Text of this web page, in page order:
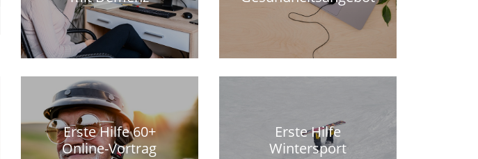
Erste Hilfe 60+
Online-Vortrag
Erste Hilfe
Wintersport